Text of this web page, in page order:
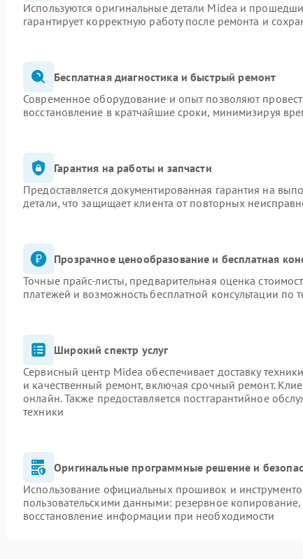
Используются оригинальные детали Midea и
гарантирует корректную работу после ремонта и
Бесплатная диагностика и быстрый ремонт
Современное оборудование и опыт позволяют
восстановление в кратчайшие сроки, минимизируя
Гарантия на работы и запчасти
Предоставляется документированная гарантия на
детали, что защищает клиента от повторных
Прозрачное ценообразование и бесплатная
Точные прайс-листы, предварительная оценка
платежей и возможность бесплатной консультации по
Широкий спектр услуг
Сервисный центр Midea обеспечивает доставку
и качественный ремонт, включая срочный ремонт.
онлайн. Также предоставляется постгарантийное
техники
Оригинальные программные решение и
Использование официальных прошивок и
пользовательскими данными: резервное
восстановление информации при необходимости